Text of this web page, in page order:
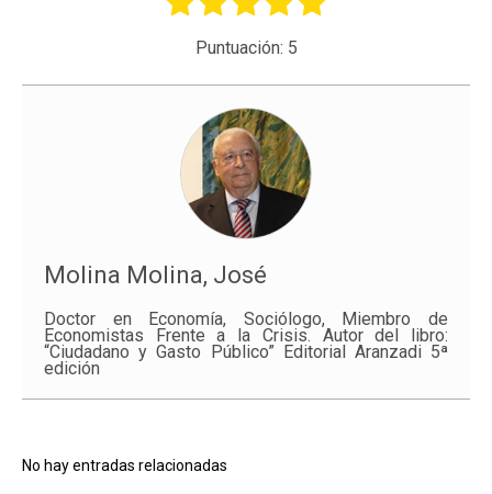
Puntuación: 5
Molina Molina, José
Doctor en Economía, Sociólogo, Miembro de
Economistas Frente a la Crisis. Autor del libro:
“Ciudadano y Gasto Público” Editorial Aranzadi 5ª
edición
No hay entradas relacionadas